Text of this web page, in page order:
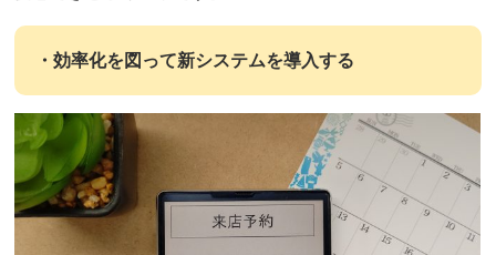
・効率化を図って新システムを導入する